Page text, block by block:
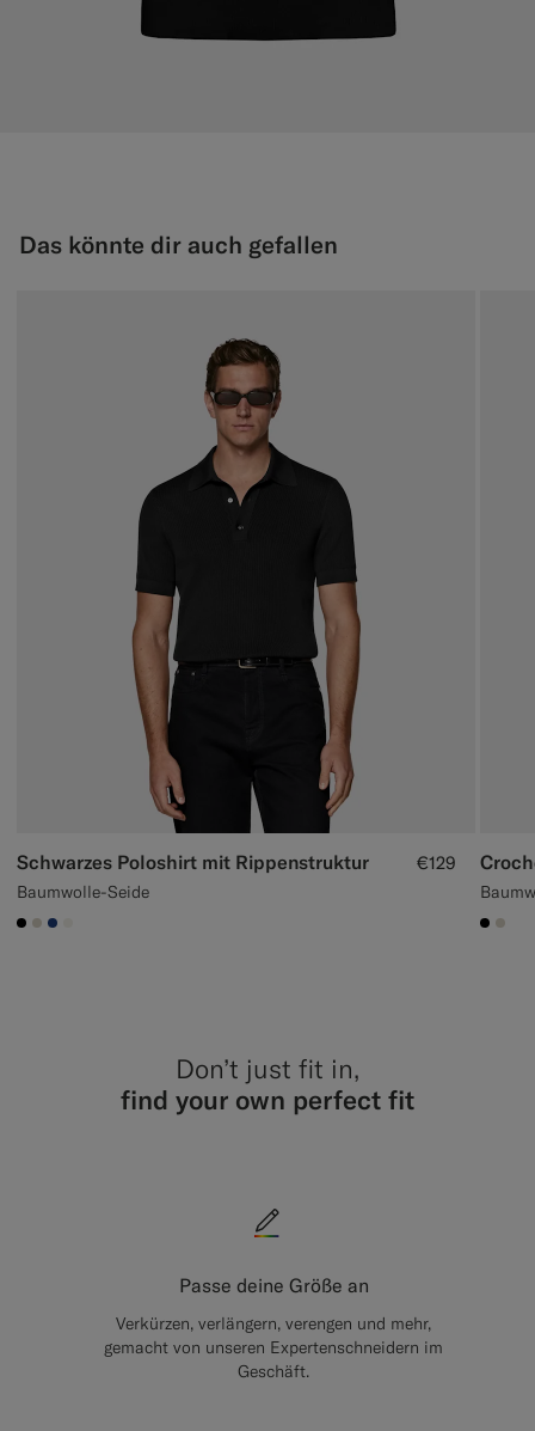
Das könnte dir auch gefallen
Schwarzes Poloshirt mit Rippenstruktur
Baumwolle-Seide
€129
#000000
#D7D1C3
#1C3D7A
Don’t just fit in,
find your own perfect fit
Passe deine Größe an
Verkürzen, verlängern, verengen und mehr,
gemacht von unseren Expertenschneidern im
Geschäft.